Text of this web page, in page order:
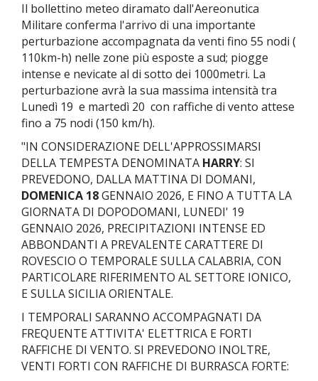
Il bollettino meteo diramato dall'Aereonutica
Militare conferma l'arrivo di una importante
perturbazione accompagnata da venti fino 55 nodi (
110km-h) nelle zone più esposte a sud; piogge
intense e nevicate al di sotto dei 1000metri. La
perturbazione avrà la sua massima intensità tra
Lunedì 19 e martedì 20 con raffiche di vento attese
fino a 75 nodi (150 km/h).
"IN CONSIDERAZIONE DELL'APPROSSIMARSI
DELLA TEMPESTA DENOMINATA HARRY: SI
PREVEDONO, DALLA MATTINA DI DOMANI,
DOMENICA 18GENNAIO 2026, E FINO A TUTTA LA
GIORNATA DI DOPODOMANI, LUNEDI' 19
GENNAIO 2026, PRECIPITAZIONI INTENSE ED
ABBONDANTI A PREVALENTE CARATTERE DI
ROVESCIO O TEMPORALE SULLA CALABRIA, CON
PARTICOLARE RIFERIMENTO AL SETTORE IONICO,
E SULLA SICILIA ORIENTALE.
I TEMPORALI SARANNO ACCOMPAGNATI DA
FREQUENTE ATTIVITA' ELETTRICA E FORTI
RAFFICHE DI VENTO. SI PREVEDONO INOLTRE,
VENTI FORTI CON RAFFICHE DI BURRASCA FORTE: